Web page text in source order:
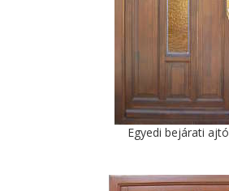
Egyedi bejárati ajtó